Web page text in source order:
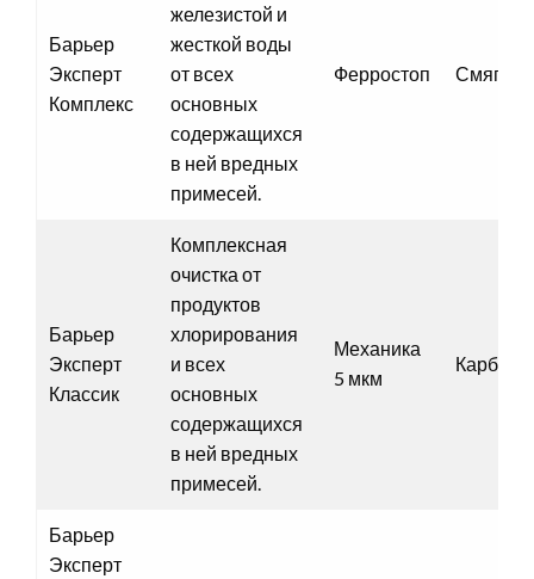
Барьер
Эксперт
Комплекс
железистой и
жесткой воды
от всех
основных
содержащихся
в ней вредных
примесей.
Ферростоп
Барьер
Эксперт
Классик
Комплексная
очистка от
продуктов
хлорирования
и всех
основных
содержащихся
в ней вредных
примесей.
Механика
5 мкм
Карбон+
Барьер
Эксперт